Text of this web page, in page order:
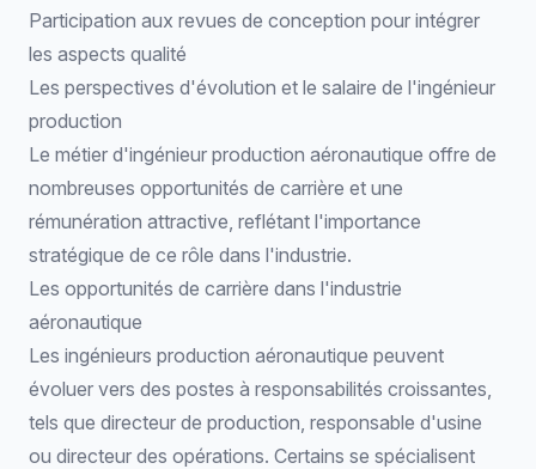
Participation aux revues de conception pour intégrer
les aspects qualité
Les perspectives d'évolution et le salaire de l'ingénieur
production
Le métier d'ingénieur production aéronautique offre de
nombreuses opportunités de carrière et une
rémunération attractive, reflétant l'importance
stratégique de ce rôle dans l'industrie.
Les opportunités de carrière dans l'industrie
aéronautique
Les ingénieurs production aéronautique peuvent
évoluer vers des postes à responsabilités croissantes,
tels que directeur de production, responsable d'usine
ou directeur des opérations. Certains se spécialisent